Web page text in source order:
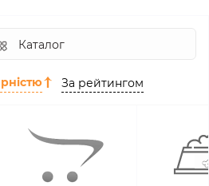
Каталог
За рейтингом